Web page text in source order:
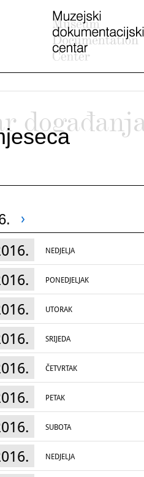
događanja
NEDJELJA
PONEDJELJAK
UTORAK
SRIJEDA
ČETVRTAK
PETAK
SUBOTA
NEDJELJA